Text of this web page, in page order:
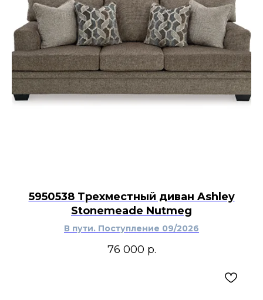
насадкой пылесоса и очищать пятна
локально.
Модель сочетается с современным,
американским, неоклассическим и
переходным интерьером.
Акцентное кресло Ashley Menga будет уместно
рядом с диваном в гостиной, возле туалетного
столика в спальне, у книжного шкафа в
форма позволяют использовать модель как
самостоятельный цветовой акцент, не
перегружая пространство.
5950538 Трехместный диван Ashley
Stonemeade Nutmeg
В пути. Поступление 09/2026
76 000 р.